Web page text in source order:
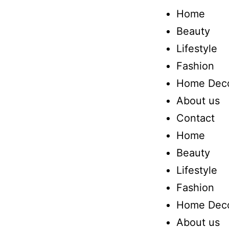
Home
Beauty
Lifestyle
Fashion
Home
About us
Contact
Home
Beauty
Lifestyle
Fashion
Home
About us